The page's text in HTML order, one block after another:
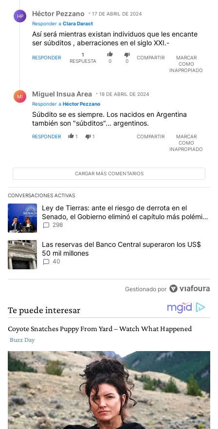
HP Héctor Pezzano
17 DE ABRIL DE 2024
Responder a Clara Daract
Así será mientras existan individuos que les encante
ser súbditos , aberraciones en el siglo XXI.-
RESPONDER
1
RESPUESTA
0 0
COMPARTIR
MARCAR
COMO
INAPROPIADO
MI Miguel Insua Area
18 DE ABRIL DE 2024
Responder a Héctor Pezzano
Súbdito se es siempre. Los nacidos en Argentina
también son "súbditos"... argentinos.
RESPONDER 1 1 COMPARTIR
MARCAR
COMO
INAPROPIADO
CARGAR MÁS COMENTARIOS
CONVERSACIONES ACTIVAS
Este listado muestra los artículos con más comentarios en los
Un artículo de tendencia con el título "Ley de Tierras: ante el
Ley de Tierras: ante el riesgo de derrota en el
Senado, el Gobierno eliminó el capítulo más polémico
del proyecto
298
Un artículo de tendencia con el título "Las reservas del Banco
Las reservas del Banco Central superaron los US$
50 mil millones
40
Gestionado por